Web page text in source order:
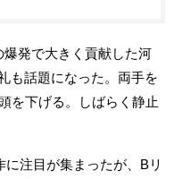
発で大きく貢献した河
も話題になった。両手を
を下げる。しばらく静止
注目が集まったが、Bリ